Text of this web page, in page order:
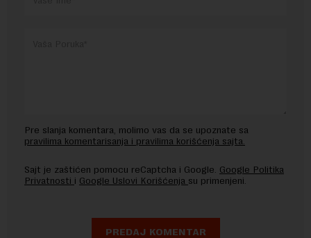
Pre slanja komentara, molimo vas da se upoznate sa
pravilima komentarisanja i pravilima korišćenja sajta.
Sajt je zaštićen pomocu reCaptcha i Google. Google Politika
Privatnosti i Google Uslovi Korišćenja su primenjeni.